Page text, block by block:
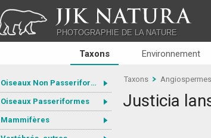
JJK NATURA
PHOTOGRAPHIE DE LA NATURE
Taxons Environnement
Oiseaux Non Passeriformes
Oiseaux Passeriformes
Mammifères
Taxons
Justicia